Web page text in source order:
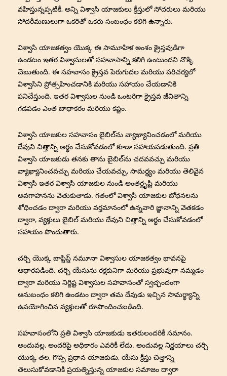
వహిస్తున్నప్పటికీ, అన్ని విశ్వాసి యాజకులు క్రీస్తులో సోదరులు మరియు
సోదరీమణులుగా ఒకరితో ఒకరు సంబంధం కలిగి ఉన్నారు.
విశ్వాసి యాజకత్వం యొక్క ఈ సామూహిక అంశం క్రైస్తవుడిగా
ఉండటం ఇతర విశ్వాసులతో సహవాసాన్ని కలిగి ఉంటుందని నొక్కి
చెబుతుంది. ఈ సహవాసం క్రైస్తవ పెరుగుదల మరియు పరిచర్యలో
విశ్వాసిని ప్రోత్సహించడానికి మరియు సహాయం చేయడానికి
పనిచేస్తుంది. ఇతర విశ్వాసుల నుండి ఒంటరిగా క్రైస్తవ జీవితాన్ని
గడపడం ఎంత బాధాకరం మరియు కష్టం.
విశ్వాసి యాజకుల సహవాసం బైబిల్‌ను వ్యాఖ్యానించడంలో మరియు
దేవుని చిత్తాన్ని అర్థం చేసుకోవడంలో కూడా సహాయపడుతుంది. ప్రతి
విశ్వాసి యాజకుడు తనకు తాను బైబిల్‌ను చదవవచ్చు మరియు
వ్యాఖ్యానించవచ్చు మరియు చేయవచ్చు, సామర్థ్యం మరియు తెలివైన
విశ్వాసి ఇతర విశ్వాసి యాజకుల నుండి అంతర్దృష్టి మరియు
అవగాహనను వెతుకుతాడు. గతంలో విశ్వాసి యాజకుల బోధనలను
శోధించడం ద్వారా మరియు వర్తమానంలో ఉన్నవారి జ్ఞానాన్ని వెతకడం
ద్వారా, వ్యక్తులు బైబిల్ మరియు దేవుని చిత్తాన్ని అర్థం చేసుకోవడంలో
సహాయం పొందుతారు.
చర్చి యొక్క బాప్టిస్ట్ నమూనా విశ్వాసుల యాజకత్వం భావనపై
ఆధారపడింది. చర్చి యేసును రక్షకునిగా మరియు ప్రభువుగా నమ్మడం
ద్వారా మరియు నిర్దిష్ట విశ్వాసుల సహవాసంతో స్వచ్ఛందంగా
అనుబంధం కలిగి ఉండటం ద్వారా తమ దేవుడు ఇచ్చిన సామర్థ్యాన్ని
ఉపయోగించిన వ్యక్తులతో రూపొందించబడింది.
సహవాసంలోని ప్రతి విశ్వాసి యాజకుడు ఇతరులందరికీ సమానం.
అందువల్ల, అందరిపై అధికారం ఎవరికీ లేదు. అందువల్ల నిర్ణయాలు చర్చి
యొక్క తల, గొప్ప ప్రధాన యాజకుడు, యేసు క్రీస్తు చిత్తాన్ని
తెలుసుకోవడానికి ప్రయత్నిస్తున్న యాజకుల సమాజం ద్వారా